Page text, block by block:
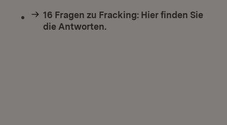
16 Fragen zu Fracking: Hier finden Sie
die Antworten.